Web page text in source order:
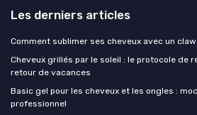
Les derniers articles
Comment sublimer ses cheveux avec un
Cheveux grillés par le soleil : le protocole de
retour de vacances
Basic gel pour les cheveux et les ongles :
professionnel